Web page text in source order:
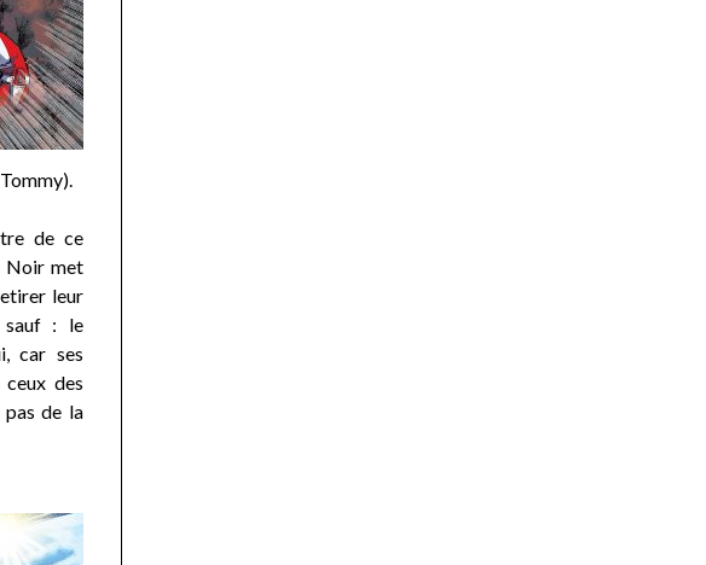
de ce
Noir met
leur
sauf : le
car ses
des
pas de la